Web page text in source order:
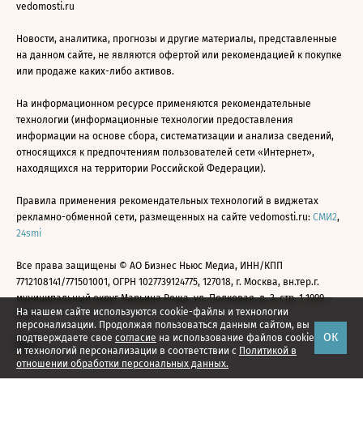
На нашем сайте используются cookie-файлы и технологии
персонализации. Продолжая пользоваться данным сайтом, вы
подтверждаете свое согласие на использование файлов cookie
и технологий персонализации в соответствии с Политикой в
отношении обработки персональных данных.
ОК
vedomosti.ru
Новости, аналитика, прогнозы и другие материалы, представленные
на данном сайте, не являются офертой или рекомендацией к покупке
или продаже каких-либо активов.
На информационном ресурсе применяются рекомендательные
технологии (информационные технологии предоставления
информации на основе сбора, систематизации и анализа сведений,
относящихся к предпочтениям пользователей сети «Интернет»,
находящихся на территории Российской Федерации).
Правила применения рекомендательных технологий в виджетах
рекламно-обменной сети, размещенных на сайте vedomosti.ru: СМИ2,
24smi
Все права защищены © АО Бизнес Ньюс Медиа, ИНН/КПП
7712108141/771501001, ОГРН 1027739124775, 127018, г. Москва, вн.тер.г.
муниципальный округ Марьина Роща, ул. Полковая, д. 3, стр. 1 1999—
2026